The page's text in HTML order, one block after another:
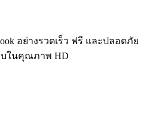
อย่างรวดเร็ว ฟรี และปลอดภัย
ในคุณภาพ HD